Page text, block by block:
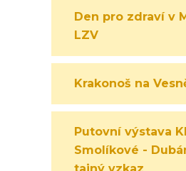
Den pro zdraví v
LZV
Krakonoš na
Putovní výstava
Smolíkové -